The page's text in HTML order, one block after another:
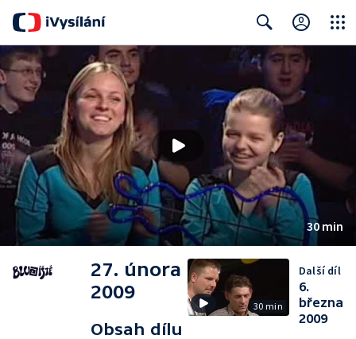
Search
30 min
27. února
2009
Obsah dílu
30 min
Další díl
6.
března
2009